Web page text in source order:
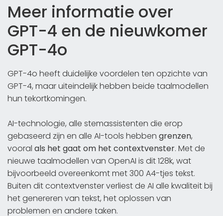
Meer informatie over
GPT-4 en de nieuwkomer
GPT-4o
GPT-4o heeft duidelijke voordelen ten opzichte van
GPT-4, maar uiteindelijk hebben beide taalmodellen
hun tekortkomingen.
AI-technologie, alle stemassistenten die erop
gebaseerd zijn en alle AI-tools hebben grenzen,
vooral als het gaat om het contextvenster. Met de
nieuwe taalmodellen van OpenAI is dit 128k, wat
bijvoorbeeld overeenkomt met 300 A4-tjes tekst.
Buiten dit contextvenster verliest de AI alle kwaliteit bij
het genereren van tekst, het oplossen van
problemen en andere taken.